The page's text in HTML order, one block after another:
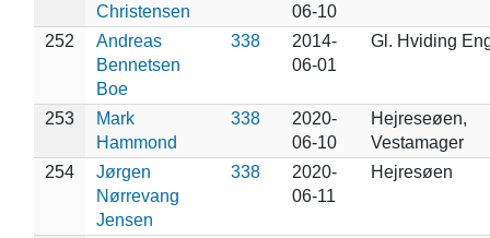
Christensen
06-10
252
Andreas
Bennetsen
Boe
338
2014-
06-01
Gl. Hviding
253
Mark
Hammond
338
2020-
06-10
Hejreseøen,
Vestamager
254
Jørgen
Nørrevang
Jensen
338
2020-
06-11
Hejresøen